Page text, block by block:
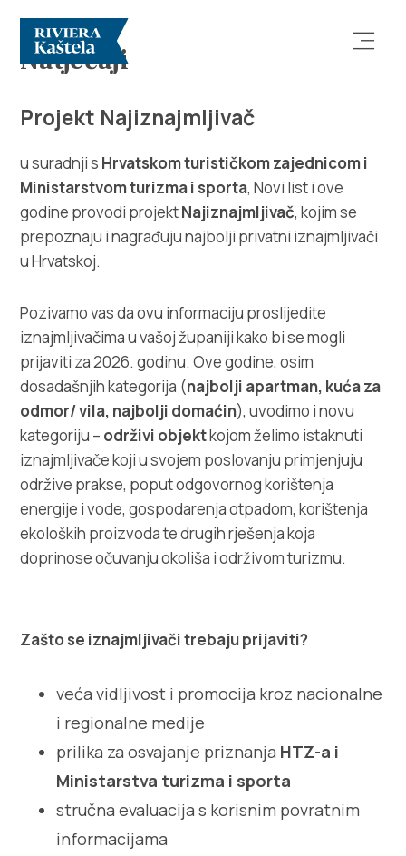
Istraži
Destinacija
Što raditi
Info
Multimedija
Turistički ured
Safe in Dalmatia
hr
+385 21 227 933
info@kastela-info.hr
Kutak za iznajmljivače
Villa Nika, Kamberovo šetalište 30,
21216 Kaštel Stari, Hrvatska
Natječaji
Projekt Najiznajmljivač
u suradnji s Hrvatskom turističkom zajednicom i
Ministarstvom turizma i sporta, Novi list i ove
godine provodi projektNajiznajmljivač, kojim se
prepoznaju i nagrađuju najbolji privatni iznajmljivači
u Hrvatskoj.
Pozivamo vas da ovu informaciju proslijedite
iznajmljivačima u vašoj županiji kako bi se mogli
prijaviti za 2026. godinu. Ove godine, osim
dosadašnjih kategorija (najbolji apartman, kuća za
odmor/ vila, najbolji domaćin), uvodimo i novu
kategoriju – održivi objektkojom želimo istaknuti
iznajmljivače koji u svojem poslovanju primjenjuju
održive prakse, poput odgovornog korištenja
energije i vode, gospodarenja otpadom, korištenja
ekoloških proizvoda te drugih rješenja koja
doprinose očuvanju okoliša i održivom turizmu.
Zašto se iznajmljivači trebaju prijaviti?
veća vidljivost i promocija kroz nacionalne
i regionalne medije
prilika za osvajanje priznanja HTZ-a i
Ministarstva turizma i sporta
stručna evaluacija s korisnim povratnim
informacijama